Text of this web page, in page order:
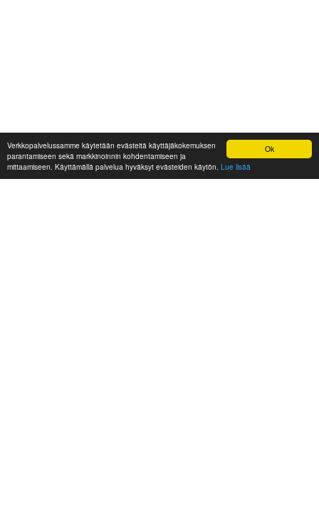
Ok
Verkkopalvelussamme käytetään evästeitä käyttäjäkokemuksen
parantamiseen sekä markkinoinnin kohdentamiseen ja
mittaamiseen. Käyttämällä palvelua hyväksyt evästeiden käytön. Lue lisää